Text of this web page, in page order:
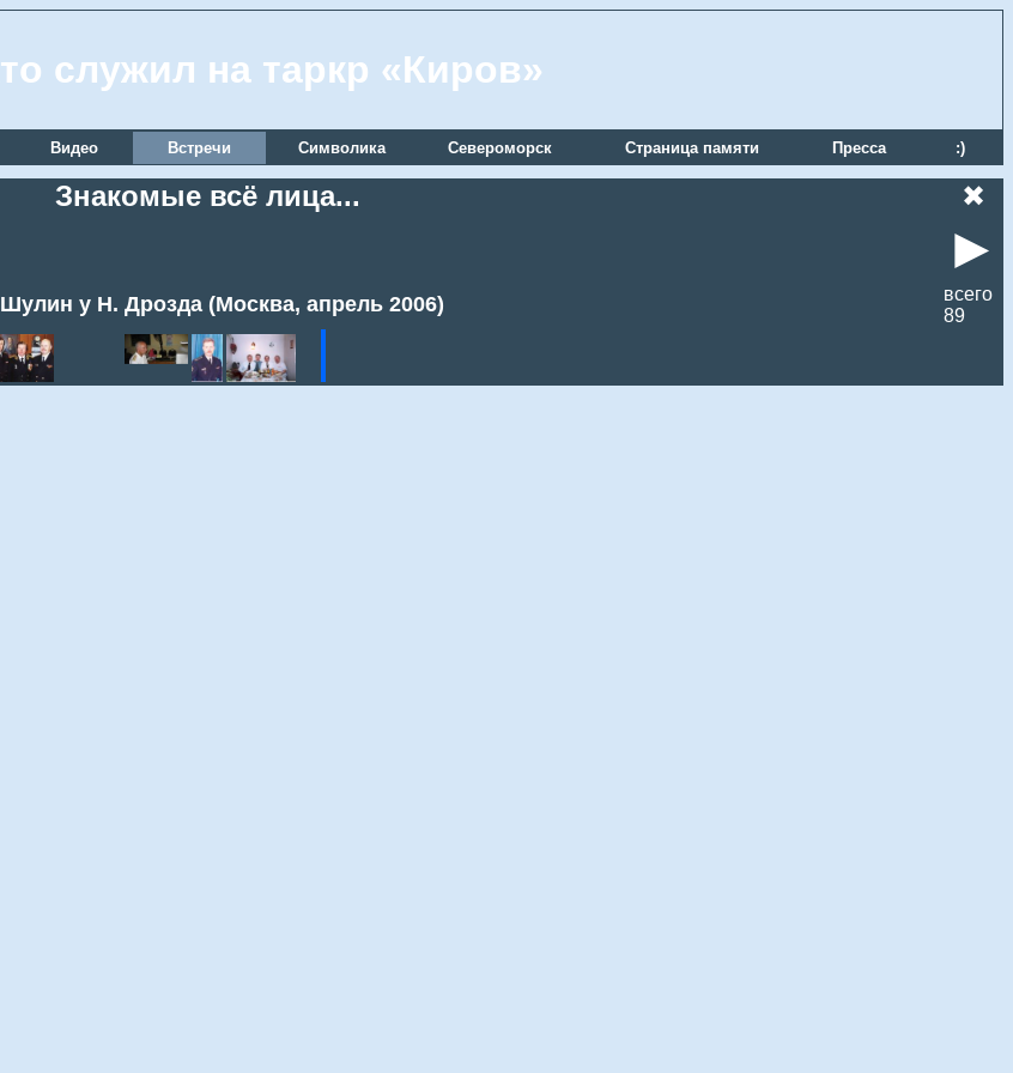
служил на таркр «Киров»
Видео Встречи Символика Североморск Страница памяти Пресса :)
Знакомые всё лица... ✖
►
у Н. Дрозда (Москва, апрель 2006)
всего
89